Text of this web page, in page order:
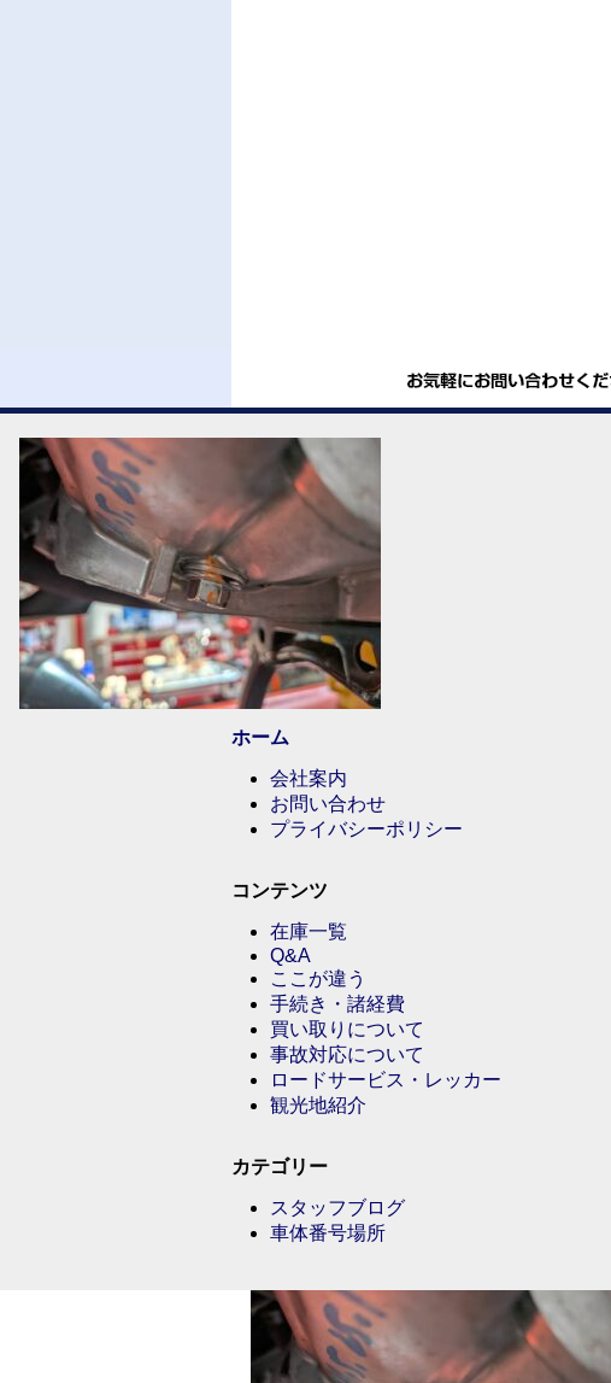
ホーム
会社案内
お問い合わせ
プライバシーポリシー
コンテンツ
在庫一覧
Q&A
ここが違う
手続き・諸経費
買い取りについて
事故対応について
ロードサービス・レッカー
観光地紹介
カテゴリー
スタッフブログ
車体番号場所